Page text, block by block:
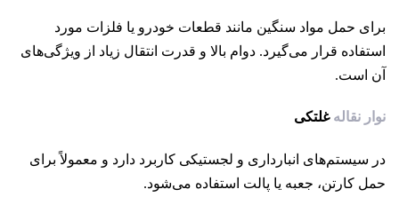
برای حمل مواد سنگین مانند قطعات خودرو یا فلزات مورد
استفاده قرار می‌گیرد. دوام بالا و قدرت انتقال زیاد از ویژگی‌های
آن است.
نوار نقاله غلتکی
در سیستم‌های انبارداری و لجستیکی کاربرد دارد و معمولاً برای
حمل کارتن، جعبه یا پالت استفاده می‌شود.